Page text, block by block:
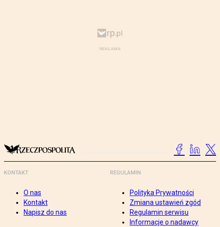
KONTAKT
O nas
Kontakt
Napisz do nas
REGULAMIN
Polityka Prywatności
Zmiana ustawień zgód
Regulamin serwisu
Informacje o nadawcy